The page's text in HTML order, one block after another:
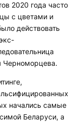
2020 года часто
с цветами и
действовать
Черноморцева.
начались самые
Беларуси, а